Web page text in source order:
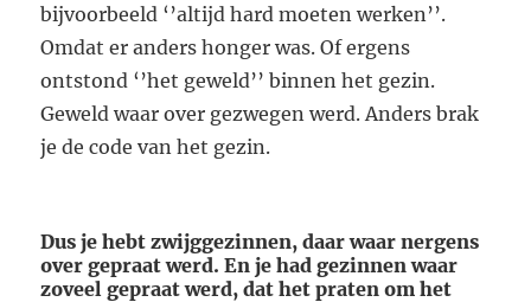
bijvoorbeeld ‘’altijd hard moeten werken’’.
Omdat er anders honger was. Of ergens
ontstond ‘’het geweld’’ binnen het gezin.
Geweld waar over gezwegen werd. Anders brak
je de code van het gezin.
Dus je hebt zwijggezinnen, daar waar nergens
over gepraat werd. En je had gezinnen waar
zoveel gepraat werd, dat het praten om het